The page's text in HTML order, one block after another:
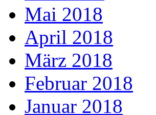
Mai 2018
April 2018
März 2018
Februar 2018
Januar 2018